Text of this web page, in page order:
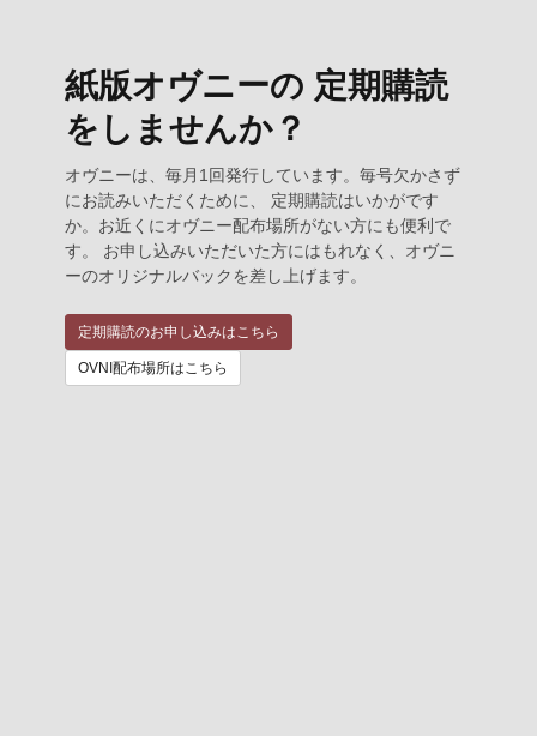
紙版オヴニーの 定期購読
をしませんか？
オヴニーは、毎月1回発行しています。毎号欠かさず
にお読みいただくために、 定期購読はいかがです
か。お近くにオヴニー配布場所がない方にも便利で
す。 お申し込みいただいた方にはもれなく、オヴニ
ーのオリジナルバックを差し上げます。
定期購読のお申し込みはこちら
OVNI配布場所はこちら